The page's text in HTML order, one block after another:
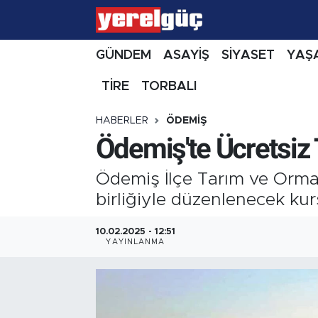
GÜNDEM ASAYİŞ SİYASET
TİRE TORBALI
HABERLER ÖDEMİŞ
Ödemiş'te Ücretsiz
Ödemiş İlçe Tarım ve
birliğiyle düzenlenecek
10.02.2025 - 12:51
YAYINLANMA